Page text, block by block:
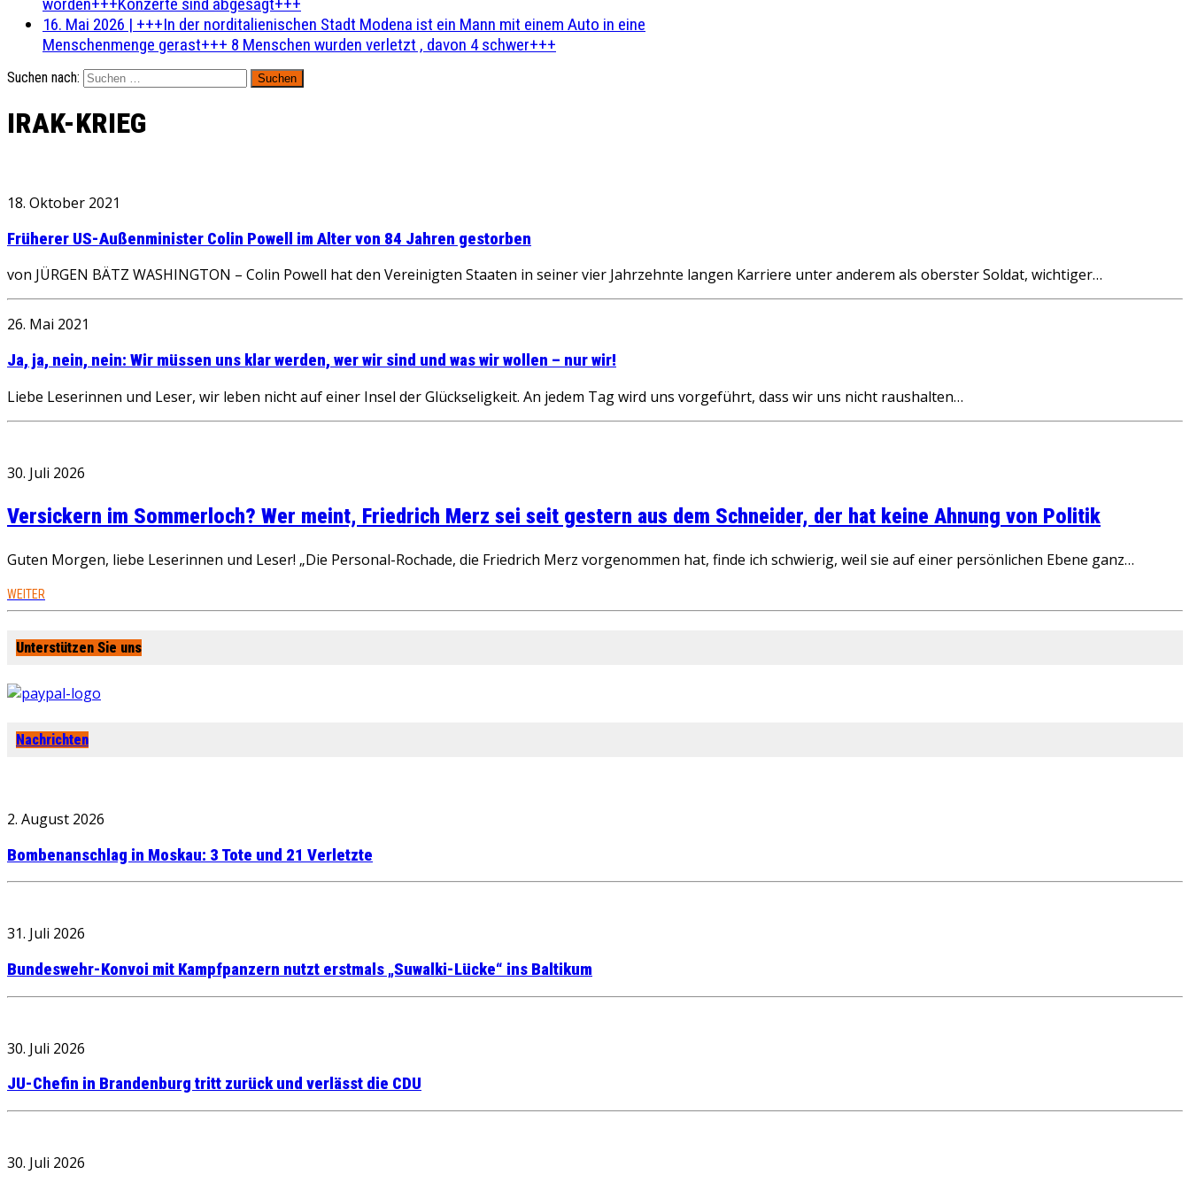
16. Mai 2026 | +++In der norditalienischen Stadt Modena ist ein Mann mit einem Auto in eine
Menschenmenge gerast+++ 8 Menschen wurden verletzt , davon 4 schwer+++
Suchen nach:
IRAK-KRIEG
18. Oktober 2021
Früherer US-Außenminister Colin Powell im Alter von 84 Jahren gestorben
von JÜRGEN BÄTZ WASHINGTON – Colin Powell hat den Vereinigten Staaten in seiner vier Jahrzehnte langen Karriere unter anderem als oberster Soldat, wichtiger…
26. Mai 2021
Ja, ja, nein, nein: Wir müssen uns klar werden, wer wir sind und was wir wollen – nur wir!
Liebe Leserinnen und Leser, wir leben nicht auf einer Insel der Glückseligkeit. An jedem Tag wird uns vorgeführt, dass wir uns nicht raushalten…
30. Juli 2026
Versickern im Sommerloch? Wer meint, Friedrich Merz sei seit gestern aus dem Schneider, der hat keine Ahnung von Politik
Guten Morgen, liebe Leserinnen und Leser! „Die Personal-Rochade, die Friedrich Merz vorgenommen hat, finde ich schwierig, weil sie auf einer persönlichen Ebene ganz…
WEITER
Unterstützen Sie uns
Nachrichten
2. August 2026
Bombenanschlag in Moskau: 3 Tote und 21 Verletzte
31. Juli 2026
Bundeswehr-Konvoi mit Kampfpanzern nutzt erstmals „Suwalki-Lücke“ ins Baltikum
30. Juli 2026
JU-Chefin in Brandenburg tritt zurück und verlässt die CDU
30. Juli 2026